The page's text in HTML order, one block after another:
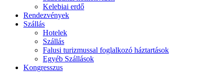
Kelebiai erdő
Rendezvények
Szállás
Hotelek
Szállás
Falusi turizmussal foglalkozó háztartások
Egyéb Szállások
Kongresszus